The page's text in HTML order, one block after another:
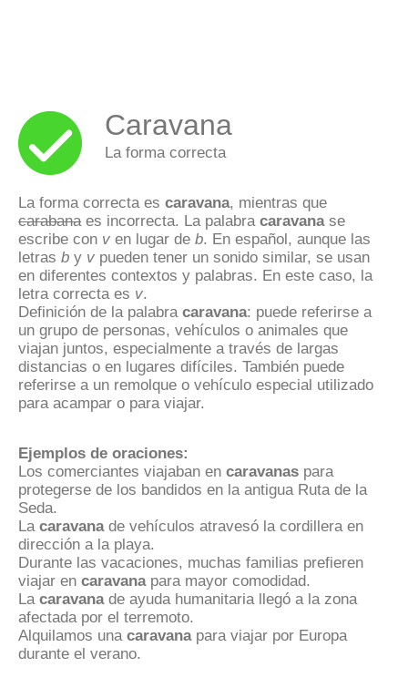
Caravana
La forma correcta
La forma correcta es caravana, mientras que
carabana es incorrecta. La palabra caravanase
escribe con v en lugar de b. En español, aunque las
letras b y v pueden tener un sonido similar, se usan
en diferentes contextos y palabras. En este caso, la
letra correcta es v.
Definición de la palabra caravana: puede referirse a
un grupo de personas, vehículos o animales que
viajan juntos, especialmente a través de largas
distancias o en lugares difíciles. También puede
referirse a un remolque o vehículo especial utilizado
para acampar o para viajar.
Ejemplos de oraciones:
Los comerciantes viajaban en caravanas para
protegerse de los bandidos en la antigua Ruta de la
Seda.
La caravanade vehículos atravesó la cordillera en
dirección a la playa.
Durante las vacaciones, muchas familias prefieren
viajar en caravanapara mayor comodidad.
La caravanade ayuda humanitaria llegó a la zona
afectada por el terremoto.
Alquilamos una caravanapara viajar por Europa
durante el verano.